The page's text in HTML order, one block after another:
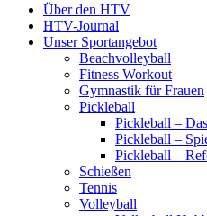
Über den HTV
HTV-Journal
Unser Sportangebot
Beachvolleyball
Fitness Workout
Gymnastik für Frauen
Pickleball
Pickleball –
Pickleball –
Pickleball –
Schießen
Tennis
Volleyball